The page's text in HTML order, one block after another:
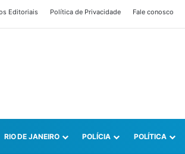
Editoriais Política de Privacidade Fale conosco
RIO DE JANEIRO POLÍCIA POLÍTICA